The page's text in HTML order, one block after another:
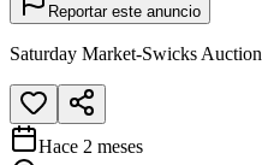
Reportar este anuncio
Saturday Market-Swicks Auction
Hace 2 meses